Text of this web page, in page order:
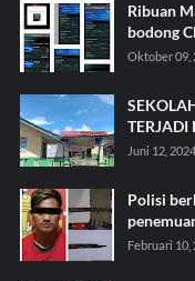
Ribuan
bodong
Oktober 09,
TERJADI
Juni 12, 2024
Polisi
Februari 10,